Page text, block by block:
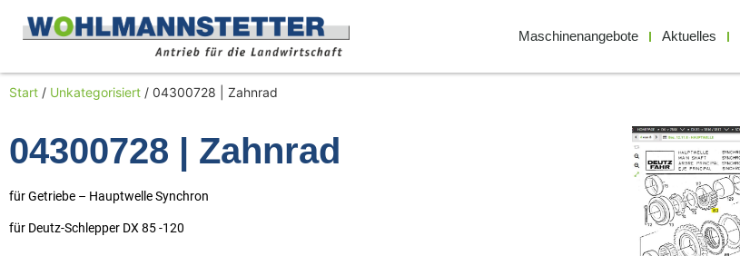
Maschinenangebote Aktuelles
Start / Unkategorisiert / 04300728 | Zahnrad
04300728 | Zahnrad
für Getriebe – Hauptwelle Synchron
für Deutz-Schlepper DX 85 -120